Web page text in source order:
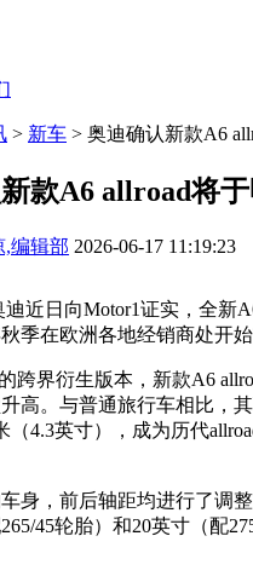
> 新车 > 奥迪确认新款A6
款A6 allroad将
,编辑部 2026-06-17 11:19:23
近日向Motor1证实，全新
季在欧洲各地经销商处开始
跨界衍生版本，新款A6
高。与普通旅行车相比，
（4.3英寸），成为历代
身，前后轴距均进行了调
45轮胎）和20英寸（配